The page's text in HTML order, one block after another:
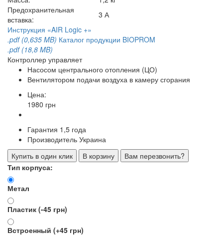
Предохранительная
вставка:
3 А
Инструкция «AIR Logic +»
.pdf (0,635 MB) Каталог продукции BIOPROM
.pdf (18,8 MB)
Контроллер управляет
Насосом центрального отопления (ЦО)
Вентилятором подачи воздуха в камеру сгорания
Цена:
1980 грн
Гарантия 1,5 года
Производитель Украина
Купить в один клик
В корзину
Вам перезвонить?
Тип корпуса:
Метал
Пластик (-45 грн)
Встроенный (+45 грн)